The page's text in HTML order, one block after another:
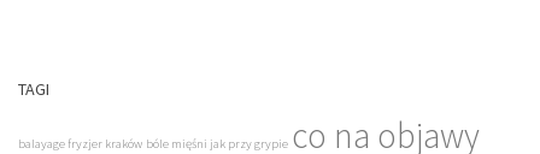
TAGI
balayage fryzjer kraków bóle mięśni jak przy grypie co na objawy